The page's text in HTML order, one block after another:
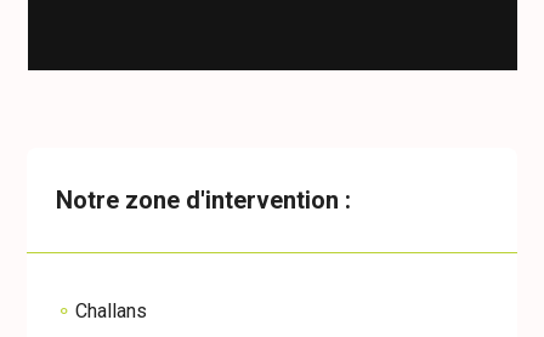
Notre zone d'intervention :
Challans